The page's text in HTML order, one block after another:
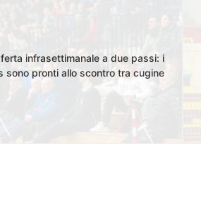
infrasettimanale a due passi: i
sono pronti allo scontro tra cugine